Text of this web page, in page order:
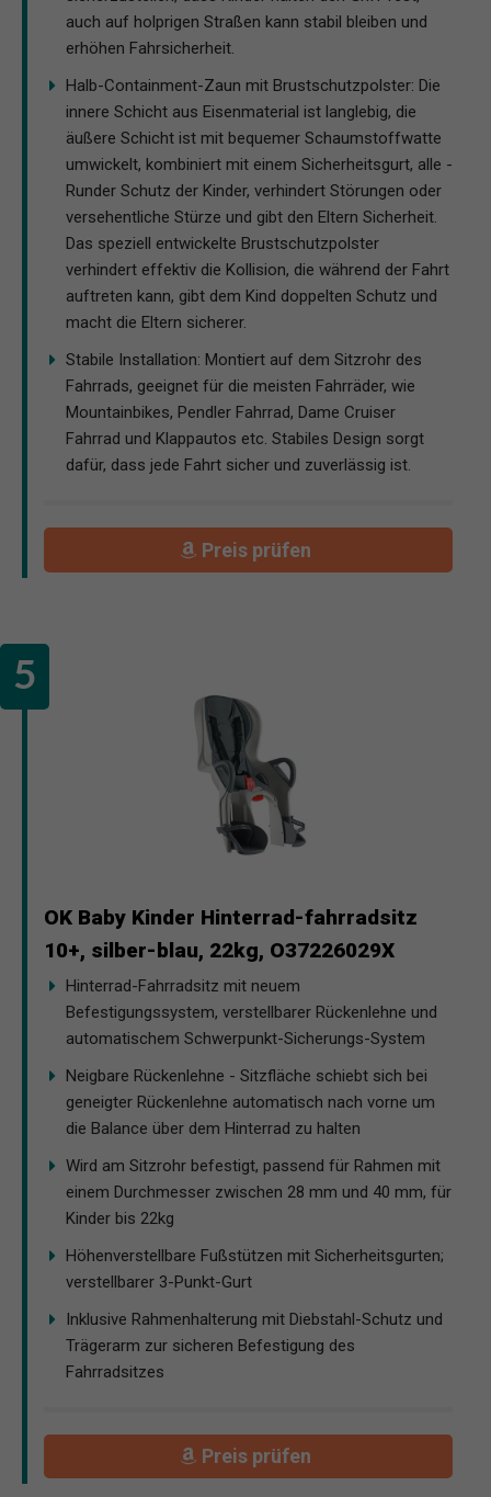
auch auf holprigen Straßen kann stabil bleiben und
erhöhen Fahrsicherheit.
Halb-Containment-Zaun mit Brustschutzpolster: Die
innere Schicht aus Eisenmaterial ist langlebig, die
äußere Schicht ist mit bequemer Schaumstoffwatte
umwickelt, kombiniert mit einem Sicherheitsgurt, alle -
Runder Schutz der Kinder, verhindert Störungen oder
versehentliche Stürze und gibt den Eltern Sicherheit.
Das speziell entwickelte Brustschutzpolster
verhindert effektiv die Kollision, die während der Fahrt
auftreten kann, gibt dem Kind doppelten Schutz und
macht die Eltern sicherer.
Stabile Installation: Montiert auf dem Sitzrohr des
Fahrrads, geeignet für die meisten Fahrräder, wie
Mountainbikes, Pendler Fahrrad, Dame Cruiser
Fahrrad und Klappautos etc. Stabiles Design sorgt
dafür, dass jede Fahrt sicher und zuverlässig ist.
Preis prüfen
OK Baby Kinder Hinterrad-fahrradsitz
10+, silber-blau, 22kg, O37226029X
Hinterrad-Fahrradsitz mit neuem
Befestigungssystem, verstellbarer Rückenlehne und
automatischem Schwerpunkt-Sicherungs-System
Neigbare Rückenlehne - Sitzfläche schiebt sich bei
geneigter Rückenlehne automatisch nach vorne um
die Balance über dem Hinterrad zu halten
Wird am Sitzrohr befestigt, passend für Rahmen mit
einem Durchmesser zwischen 28 mm und 40 mm, für
Kinder bis 22kg
Höhenverstellbare Fußstützen mit Sicherheitsgurten;
verstellbarer 3-Punkt-Gurt
Inklusive Rahmenhalterung mit Diebstahl-Schutz und
Trägerarm zur sicheren Befestigung des
Fahrradsitzes
Preis prüfen